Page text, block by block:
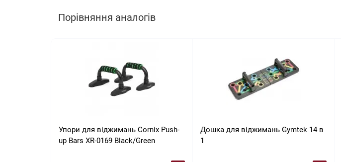
Порівняння аналогів
Упори для віджимань Cornix Push-
up Bars XR-0169 Black/Green
Дошка для віджимань Gymtek 14 в
1